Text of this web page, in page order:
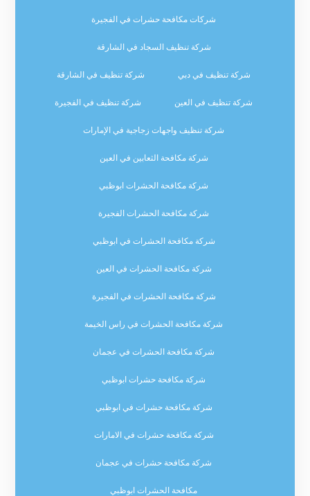
شركات مكافحة حشرات في الفجيرة
شركة تنظيف السجاد في الشارقة
شركة تنظيف في دبي شركة تنظيف في الشارقة
شركة تنظيف في العين شركة تنظيف في الفجيرة
شركة تنظيف واجهات زجاجية في الإمارات
شركة مكافحة الثعابين في العين
شركة مكافحة الحشرات ابوظبي
شركة مكافحة الحشرات الفجيرة
شركة مكافحة الحشرات في ابوظبي
شركة مكافحة الحشرات في العين
شركة مكافحة الحشرات في الفجيرة
شركة مكافحة الحشرات في راس الخيمة
شركة مكافحة الحشرات في عجمان
شركة مكافحة حشرات ابوظبي
شركة مكافحة حشرات في ابوظبي
شركة مكافحة حشرات في الامارات
شركة مكافحة حشرات في عجمان
مكافحة الحشرات ابوظبي